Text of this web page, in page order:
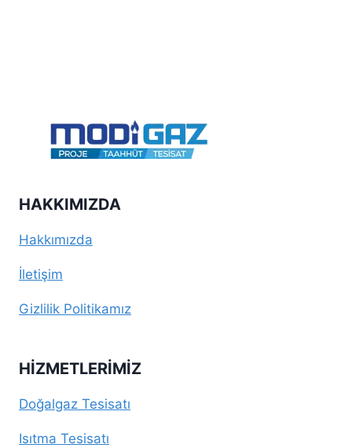
HAKKIMIZDA
Hakkımızda
İletişim
Gizlilik Politikamız
HIZMETLERIMIZ
Doğalgaz Tesisatı
Isıtma Tesisatı